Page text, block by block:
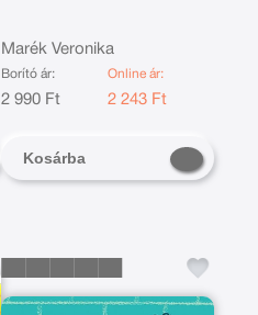
Marék Veronika
Borító ár:
2 990 Ft
Online ár:
2 243 Ft
Kosárba